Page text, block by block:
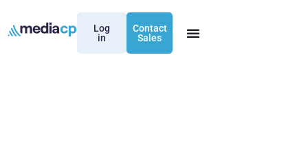
Log
in
Contact
Sales